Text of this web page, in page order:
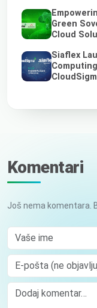
Green
Cloud
Siaflex
Komentari
Još nema komentara.
Vaše ime
E-pošta (ne objavljuje
Comment